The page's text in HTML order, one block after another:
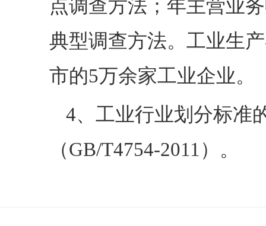
点调查方法；年主营业
典型调查方法。工业生
市的5万余家工业企业。
4、工业行业划分标准
（GB/T4754-2011）。